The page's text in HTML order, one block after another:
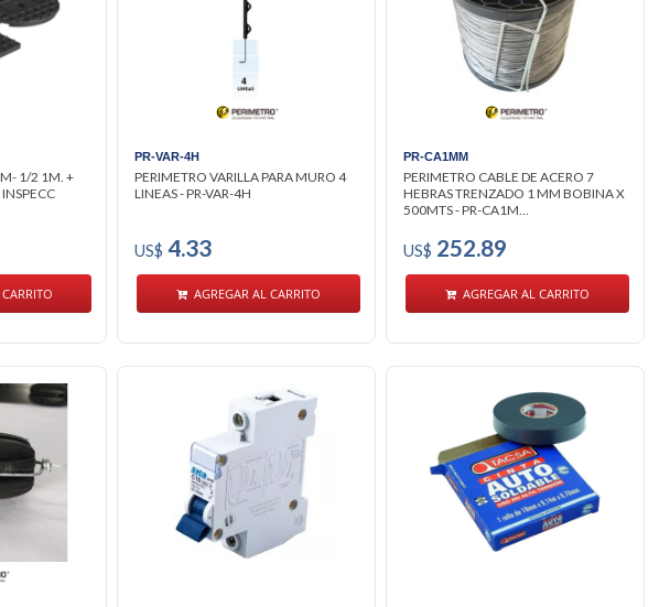
1/2 1M. +
PR-VAR-4H
PERIMETRO VARILLA PARA MURO 4
LINEAS - PR-VAR-4H
US$ 4.33
AGREGAR AL CARRITO
PR-CA1MM
PERIMETRO CABLE DE ACERO 7
HEBRAS TRENZADO 1 MM BOBINA X
500MTS - PR-CA1M...
US$ 252.89
AGREGAR AL CARRITO